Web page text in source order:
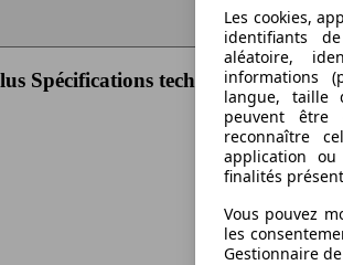
Spécifications techniques
Les cookies,
identifiants
aléatoire,
informations
langue, taille
peuvent
reconnaître
application
finalités
Vous pouvez
les
Gestionnaire